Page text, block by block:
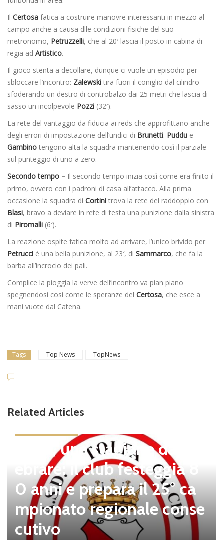
Il Certosa fatica a costruire manovre interessanti in mezzo al
campo anche a causa dlle condizioni fisiche del suo
metronomo, Petruzzelli, che al 20′ lascia il posto in cabina di
regia ad Artistico.
Il gioco stenta a decollare, dunque ci vuole un episodio per
sbloccare l’incontro: Zalewski tira fuori il coniglio dal cilindro
sfoderando un destro di controbalzo dai 25 metri che lascia di
sasso un incolpevole Pozzi (32′).
La rete del vantaggio da fiducia ai reds che approfittano anche
degli errori di impostazione dell’undici di Brunetti. Puddu e
Gambino tengono alta la squadra mantenendo così il parziale
sul punteggio di uno a zero.
Secondo tempo – Il secondo tempo inizia così come era finito il
primo, ovvero con i padroni di casa all’attacco. Alla prima
occasione la squadra di Cortini trova la rete del raddoppio con
Blasi, bravo a deviare in rete di testa una punizione dalla sinistra
di Piromalli (6′).
La reazione ospite fatica molto ad arrivare, l’unico brivido per
Petrucci è una bella punizione, al 23′, di Sammarco, che fa la
barba all’incrocio dei pali.
Complice la pioggia la verve dell’incontro va pian piano
spegnendosi così come le speranze del Certosa, che esce a
mani vuote dal Catena.
Tags Top News TopNews
Related Articles
Tolfa, una stagione da cel
ebrare: il club festeggia 8
0 anni e prepara il 25° ca
mpionato regionale conse
cutivo